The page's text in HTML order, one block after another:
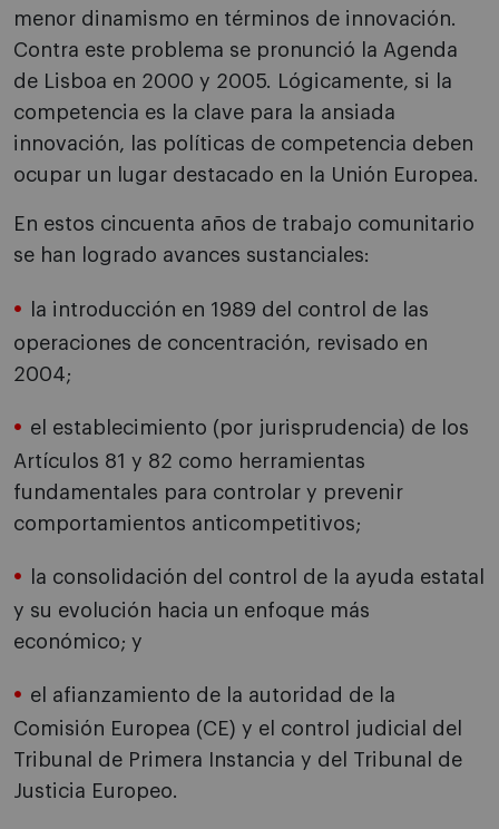
menor dinamismo en términos de innovación.
Contra este problema se pronunció la Agenda
de Lisboa en 2000 y 2005. Lógicamente, si la
competencia es la clave para la ansiada
innovación, las políticas de competencia deben
ocupar un lugar destacado en la Unión Europea.
En estos cincuenta años de trabajo comunitario
se han logrado avances sustanciales:
la introducción en 1989 del control de las
operaciones de concentración, revisado en
2004;
el establecimiento (por jurisprudencia) de los
Artículos 81 y 82 como herramientas
fundamentales para controlar y prevenir
comportamientos anticompetitivos;
la consolidación del control de la ayuda estatal
y su evolución hacia un enfoque más
económico; y
el afianzamiento de la autoridad de la
Comisión Europea (CE) y el control judicial del
Tribunal de Primera Instancia y del Tribunal de
Justicia Europeo.